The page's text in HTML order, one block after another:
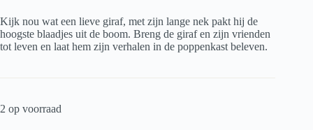
Kijk nou wat een lieve giraf, met zijn lange nek pakt hij de
hoogste blaadjes uit de boom. Breng de giraf en zijn vrienden
tot leven en laat hem zijn verhalen in de poppenkast beleven.
2 op voorraad